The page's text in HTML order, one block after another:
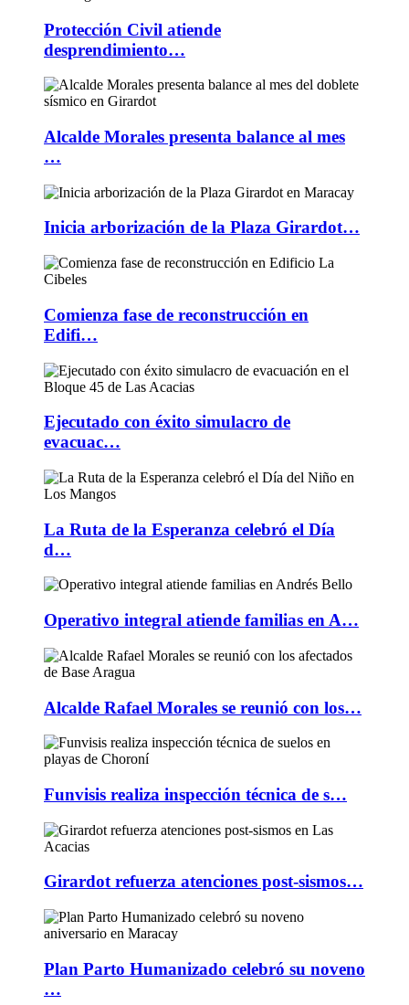
Protección Civil atiende
desprendimiento…
Alcalde Morales presenta balance al mes
…
Inicia arborización de la Plaza Girardot…
Comienza fase de reconstrucción en
Edifi…
Ejecutado con éxito simulacro de
evacuac…
La Ruta de la Esperanza celebró el Día
d…
Operativo integral atiende familias en A…
Alcalde Rafael Morales se reunió con los…
Funvisis realiza inspección técnica de s…
Girardot refuerza atenciones post-sismos…
Plan Parto Humanizado celebró su noveno
…